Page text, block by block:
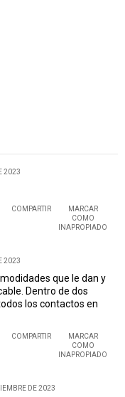
2023
COMPARTIR
MARCAR
COMO
INAPROPIADO
2023
que le dan y
Dentro de dos
los contactos en
COMPARTIR
MARCAR
COMO
INAPROPIADO
DE 2023